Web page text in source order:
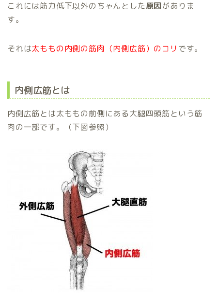
これには筋力低下以外のちゃんとした原因がありま
す。
それは太ももの内側の筋肉（内側広筋）のコリ です。
内側広筋とは
内側広筋とは太ももの前側にある大腿四頭筋という筋
肉の一部です。（下図参照）